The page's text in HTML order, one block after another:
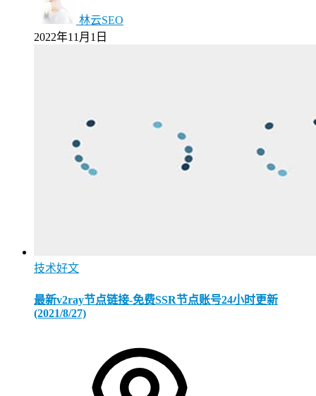
林云SEO
2022年11月1日
技术好文
最新v2ray节点链接-免费SSR节点账号24小时更新
(2021/8/27)